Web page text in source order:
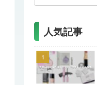
人気記事